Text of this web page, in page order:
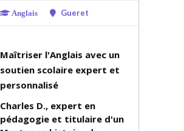
Anglais Gueret
Maîtriser l'Anglais avec un
soutien scolaire expert et
personnalisé
Charles D., expert en
pédagogie et titulaire d'un